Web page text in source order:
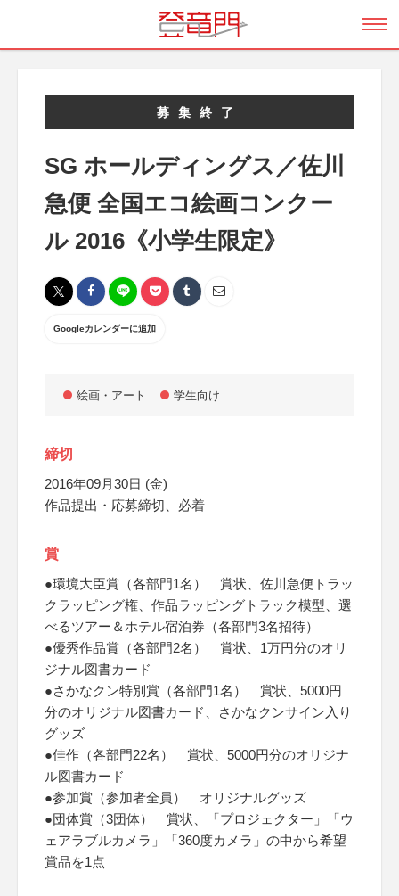
募集終了
SG ホールディングス／佐川
急便 全国エコ絵画コンクー
ル 2016《小学生限定》
Googleカレンダーに追加
絵画・アート 学生向け
締切
2016年09月30日 (金)
作品提出・応募締切、必着
賞
●環境大臣賞（各部門1名） 賞状、佐川急便トラッ
クラッピング権、作品ラッピングトラック模型、選
べるツアー＆ホテル宿泊券（各部門3名招待）
●優秀作品賞（各部門2名） 賞状、1万円分のオリ
ジナル図書カード
●さかなクン特別賞（各部門1名） 賞状、5000円
分のオリジナル図書カード、さかなクンサイン入り
グッズ
●佳作（各部門22名） 賞状、5000円分のオリジナ
ル図書カード
●参加賞（参加者全員） オリジナルグッズ
●団体賞（3団体） 賞状、「プロジェクター」「ウ
ェアラブルカメラ」「360度カメラ」の中から希望
賞品を1点